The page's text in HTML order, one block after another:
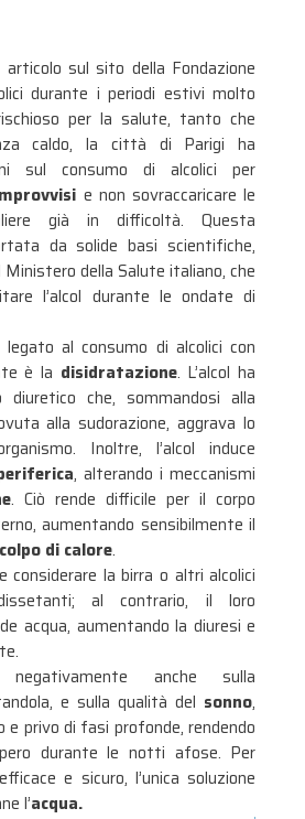
articolo sul sito della Fondazione
durante i periodi estivi molto
per la salute, tanto che
caldo, la città di Parigi ha
sul consumo di alcolici per
e non sovraccaricare le
già in difficoltà. Questa
da solide basi scientifiche,
Ministero della Salute italiano, che
l’alcol durante le ondate di
legato al consumo di alcolici con
è la disidratazione. L’alcol ha
che, sommandosi alla
alla sudorazione, aggrava lo
. Inoltre, l’alcol induce
, alterando i meccanismi
. Ciò rende difficile per il corpo
aumentando sensibilmente il
colpo di calore.
considerare la birra o altri alcolici
al contrario, il loro
acqua, aumentando la diuresi e
.
negativamente anche sulla
e sulla qualità del sonno,
privo di fasi profonde, rendendo
durante le notti afose. Per
e sicuro, l’unica soluzione
l’acqua.